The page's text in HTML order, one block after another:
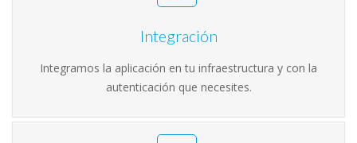
Integración
Integramos la aplicación en tu infraestructura y con la
autenticación que necesites.